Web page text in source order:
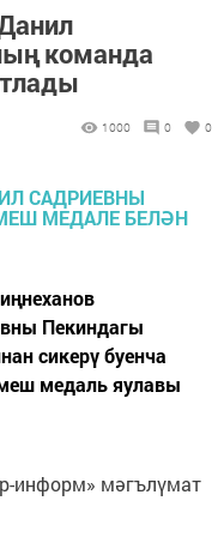
команда
1000 0 0
Пекиндагы
сикерү буенча
медаль яулавы
информ» мәгълүмат